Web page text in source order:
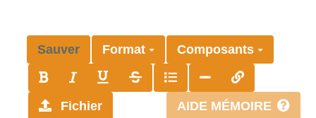
Sauver Format Composants
AIDE MÉMOIRE
Fichier